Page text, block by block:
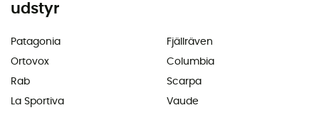
udstyr
Patagonia
Ortovox
Rab
La Sportiva
Fjällräven
Columbia
Scarpa
Vaude